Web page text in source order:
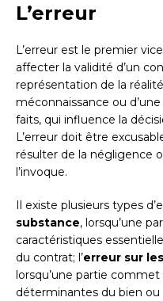
L’erreur
L’erreur est le premier
affecter la validité d’un
représentation de la
méconnaissance ou
faits, qui influence la
L’erreur doit être
résulter de la négligence
l’invoque.
Il existe plusieurs types
substance, lorsqu’une
caractéristiques
du contrat; l’erreur sur
lorsqu’une partie
déterminantes du bien